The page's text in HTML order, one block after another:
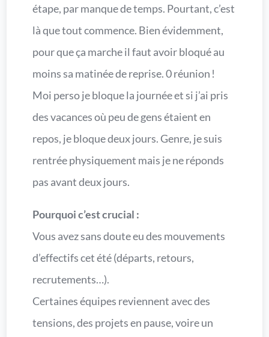
étape, par manque de temps. Pourtant, c’est
là que tout commence. Bien évidemment,
pour que ça marche il faut avoir bloqué au
moins sa matinée de reprise. 0 réunion !
Moi perso je bloque la journée et si j’ai pris
des vacances où peu de gens étaient en
repos, je bloque deux jours. Genre, je suis
rentrée physiquement mais je ne réponds
pas avant deux jours.
Pourquoi c’est crucial :
Vous avez sans doute eu des mouvements
d’effectifs cet été (départs, retours,
recrutements…).
Certaines équipes reviennent avec des
tensions, des projets en pause, voire un